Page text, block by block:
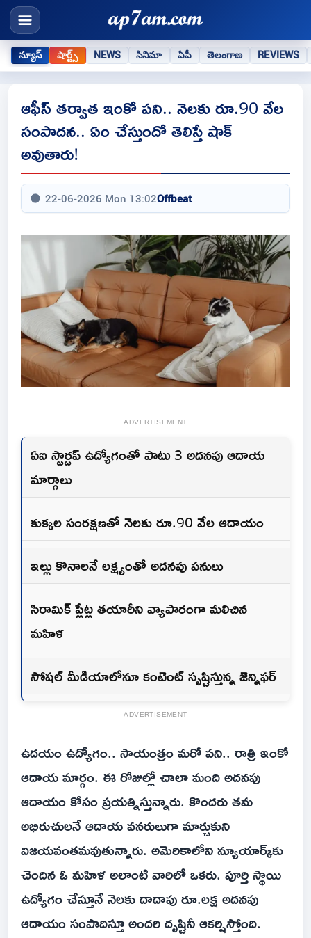
న్యూస్ షార్ట్స్ NEWS సినిమా ఏపీ తెలంగాణ REVIEWS
ఆఫీస్‌ తర్వాత ఇంకో పని.. నెలకు రూ.90 వేల
సంపాదన.. ఏం చేస్తుందో తెలిస్తే షాక్‌
అవుతారు!
22-06-2026 Mon 13:02Offbeat
ADVERTISEMENT
ఏఐ స్టార్టప్ ఉద్యోగంతో పాటు 3 అదనపు ఆదాయ
మార్గాలు
కుక్కల సంరక్షణతో నెలకు రూ.90 వేల ఆదాయం
ఇల్లు కొనాలనే లక్ష్యంతో అదనపు పనులు
సిరామిక్ ప్లేట్ల తయారీని వ్యాపారంగా మలిచిన
మహిళ
సోషల్ మీడియాలోనూ కంటెంట్ సృష్టిస్తున్న జెన్నిఫర్
ADVERTISEMENT
ఉదయం ఉద్యోగం.. సాయంత్రం మరో పని.. రాత్రి ఇంకో
ఆదాయ మార్గం. ఈ రోజుల్లో చాలా మంది అదనపు
ఆదాయం కోసం ప్రయత్నిస్తున్నారు. కొందరు తమ
అభిరుచులనే ఆదాయ వనరులుగా మార్చుకుని
విజయవంతమవుతున్నారు. అమెరికాలోని న్యూయార్క్‌కు
చెందిన ఓ మహిళ అలాంటి వారిలో ఒకరు. పూర్తి స్థాయి
ఉద్యోగం చేస్తూనే నెలకు దాదాపు రూ.లక్ష అదనపు
ఆదాయం సంపాదిస్తూ అందరి దృష్టినీ ఆకర్షిస్తోంది.